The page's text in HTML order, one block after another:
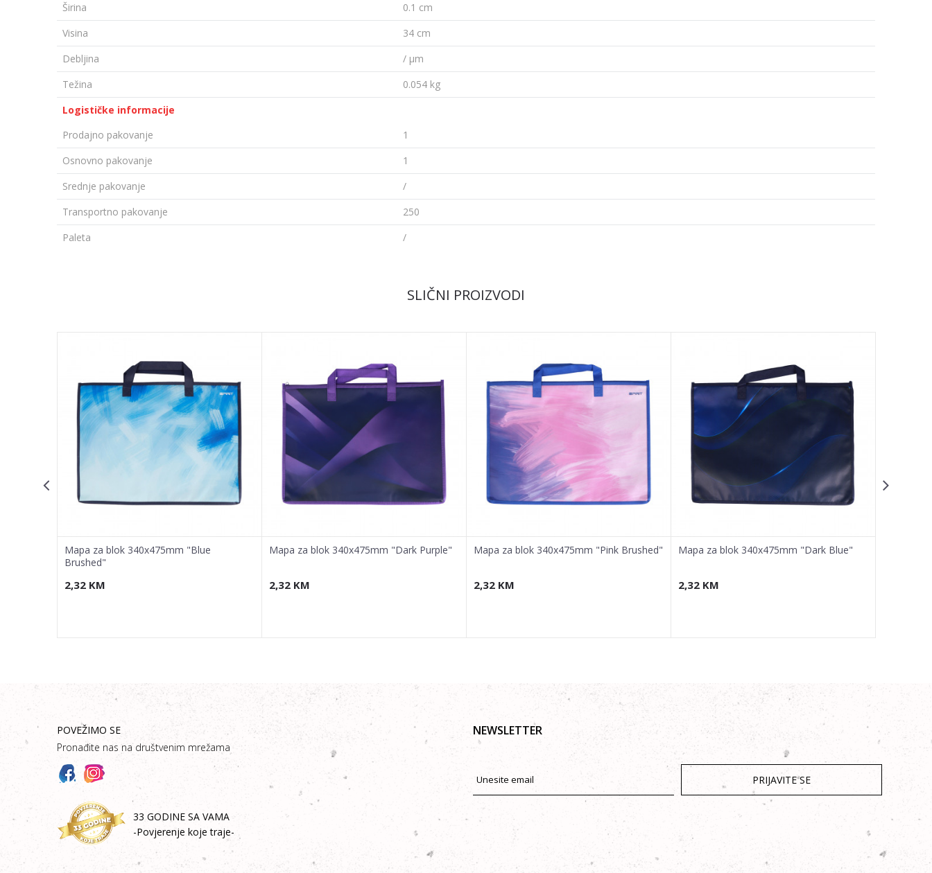
Širina
0.1 cm
Visina
34 cm
Debljina
/ µm
Težina
0.054 kg
Logističke informacije
Prodajno pakovanje
1
Osnovno pakovanje
1
Srednje pakovanje
/
Transportno pakovanje
250
Paleta
/
SLIČNI PROIZVODI
Mapa za blok 340x475mm "Blue
Brushed"
2,32 KM
Mapa za blok 340x475mm "Dark Purple"
2,32 KM
Mapa za blok 340x475mm "Pink Brushed"
2,32 KM
Mapa za blok 340x475mm "Dark Blue"
2,32 KM
POVEŽIMO SE
Pronađite nas na društvenim mrežama
33 GODINE SA VAMA
-Povjerenje koje traje-
NEWSLETTER
PRIJAVITE SE